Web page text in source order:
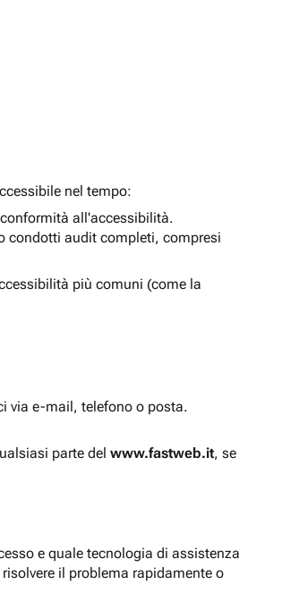
nel tempo:
all'accessibilità.
condotti audit completi, compresi
più comuni (come la
via e-mail, telefono o posta.
parte del www.fastweb.it, se
e quale tecnologia di assistenza
il problema rapidamente o